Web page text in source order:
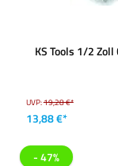
KS Tools 1/2
UVP:19,28 €*
13,88 €*
- 47%